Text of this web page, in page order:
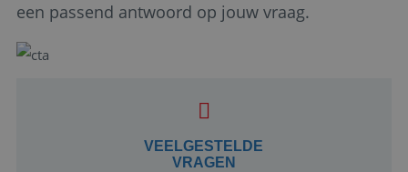
een passend antwoord op jouw vraag.
VEELGESTELDE
VRAGEN